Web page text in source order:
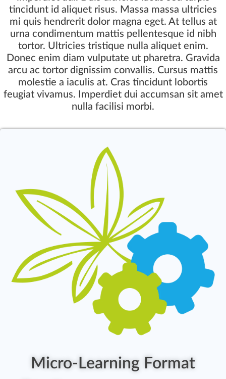
tincidunt id aliquet risus. Massa massa ultricies
mi quis hendrerit dolor magna eget. At tellus at
urna condimentum mattis pellentesque id nibh
tortor. Ultricies tristique nulla aliquet enim.
Donec enim diam vulputate ut pharetra. Gravida
arcu ac tortor dignissim convallis. Cursus mattis
molestie a iaculis at. Cras tincidunt lobortis
feugiat vivamus. Imperdiet dui accumsan sit amet
nulla facilisi morbi.
Micro-Learning Format